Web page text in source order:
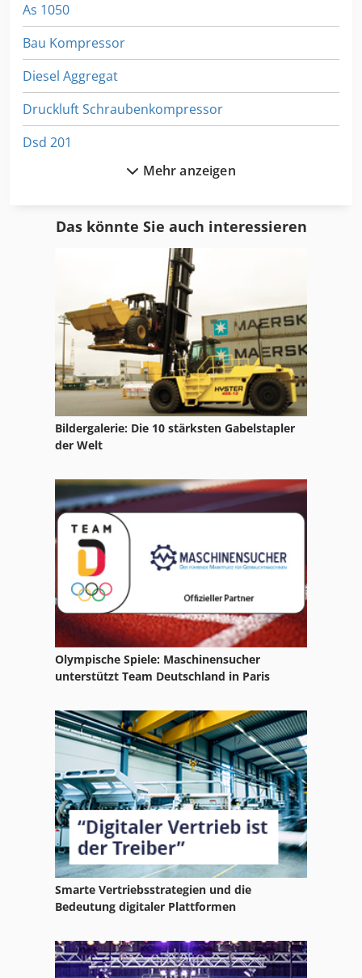
As 1050
Bau Kompressor
Diesel Aggregat
Druckluft Schraubenkompressor
Dsd 201
Hsc 20 Linear
Jun Air Kompressor
Ka 77
Kompressor
Kompressoren
Ks 205
Lufttrockner Kompressor
Mehrer Kompressoren
Nutzfahrzeuge
Papier Und Stoffpresse
St Drucksysteme
Stock
Tur 560
Mehr anzeigen
Das könnte Sie auch interessieren
Bildergalerie: Die 10 stärksten Gabelstapler
der Welt
Olympische Spiele: Maschinensucher
unterstützt Team Deutschland in Paris
Smarte Vertriebsstrategien und die
Bedeutung digitaler Plattformen